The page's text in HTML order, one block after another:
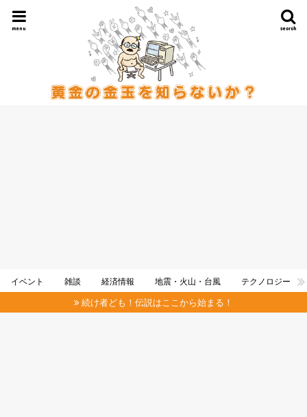
search
menu
イベント 雑談 経済情報 地震・火山・台風 テクノロジー
続け者ども！伝説はここから始まる！